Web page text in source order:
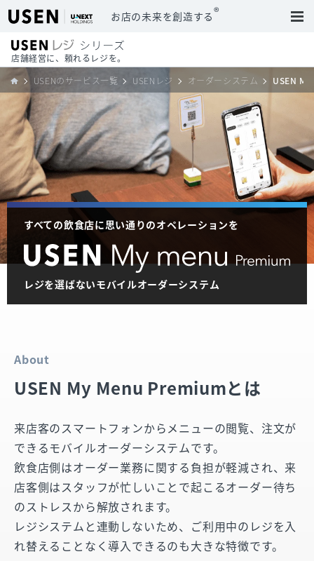
お店の未来を創造する®
店舗経営に、頼れるレジを。
USENのサービス一覧
USENレジ オーダーシステム USEN
すべての飲食店に思い通りのオペレーションを
レジを選ばないモバイルオーダーシステム
About
USEN My Menu Premiumとは
来店客のスマートフォンからメニューの閲覧、注文が
できるモバイルオーダーシステムです。
飲食店側はオーダー業務に関する負担が軽減され、来
店客側はスタッフが忙しいことで起こるオーダー待ち
のストレスから解放されます。
レジシステムと連動しないため、ご利用中のレジを入
れ替えることなく導入できるのも大きな特徴です。